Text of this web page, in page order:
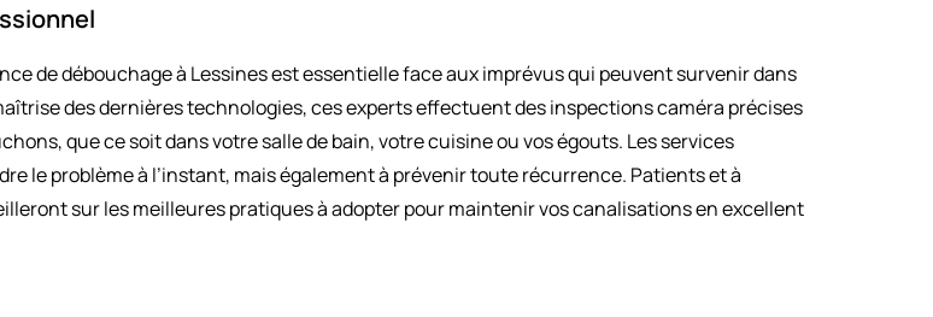
de débouchage à Lessines est essentielle face aux imprévus qui peuvent survenir dans
des dernières technologies, ces experts effectuent des inspections caméra précises
que ce soit dans votre salle de bain, votre cuisine ou vos égouts. Les services
le problème à l’instant, mais également à prévenir toute récurrence. Patients et à
sur les meilleures pratiques à adopter pour maintenir vos canalisations en excellent